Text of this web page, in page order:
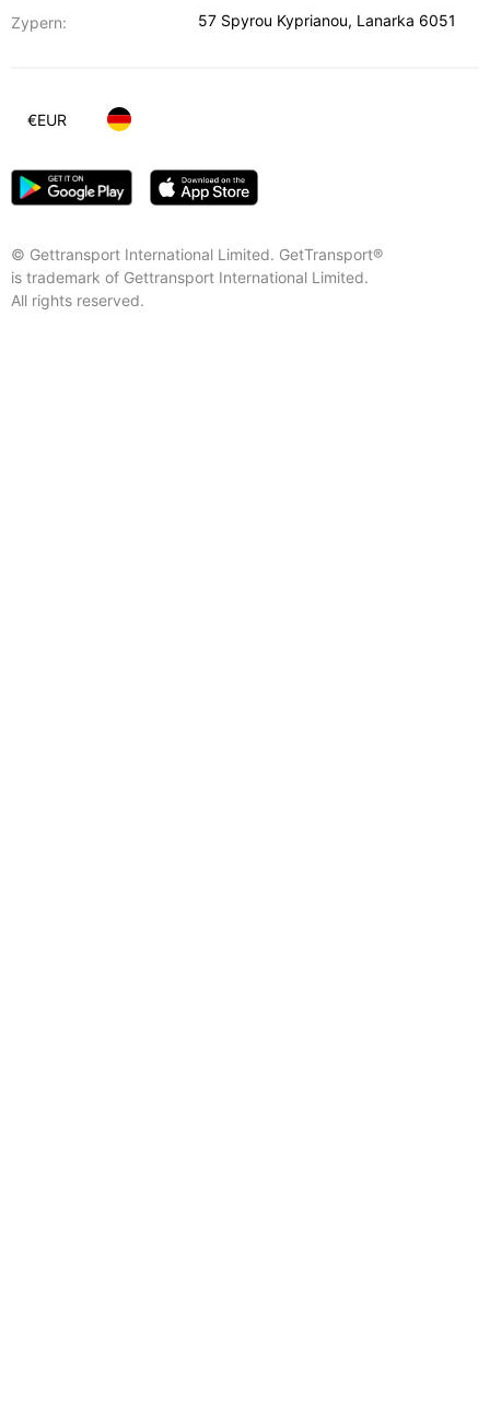
Zypern:
57 Spyrou Kyprianou, Lanarka 6051
© Gettransport International Limited. GetTransport®
is trademark of Gettransport International Limited.
All rights reserved.
€EUR